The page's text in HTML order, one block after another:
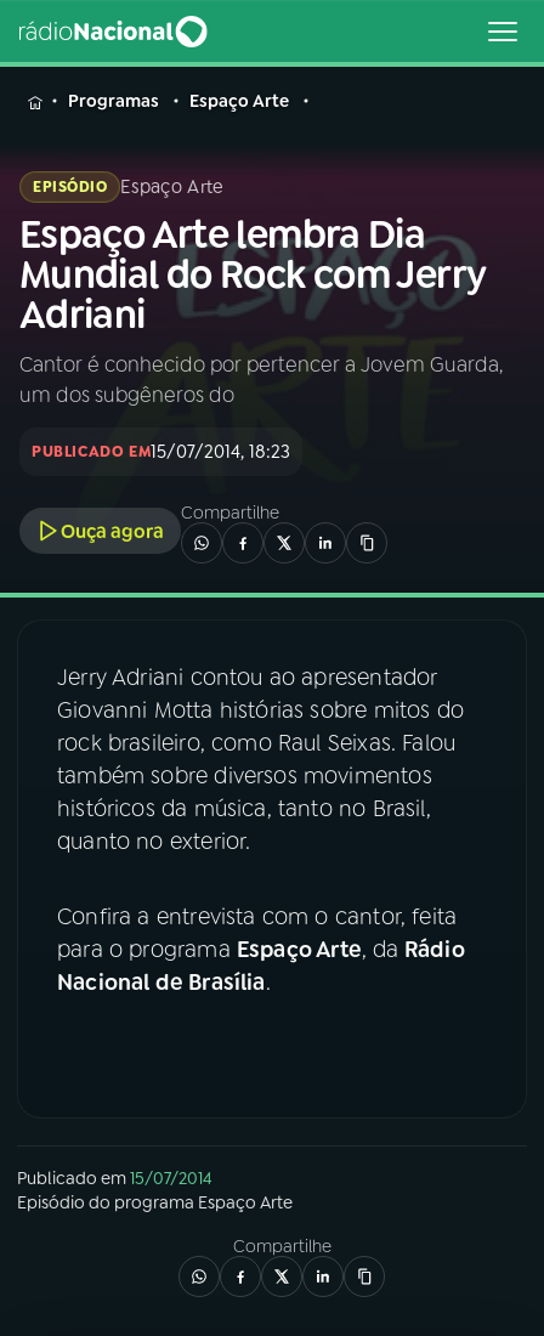
MENU
Buscar
na
Rádio
Nacional
Buscar
AO VIVO
INÍCIO
A RÁDIO
03PROGRAMAÇÃO
04PROGRAMAS
PODCASTS
06 VIDEOCASTS
07 ÚLTIMAS
Instagram
Programas Espaço Arte
EPISÓDIO Espaço Arte
Espaço Arte lembra Dia
Mundial do Rock com Jerry
Adriani
Cantor é conhecido por pertencer a Jovem Guarda,
um dos subgêneros do
PUBLICADO EM15/07/2014, 18:23
Ouça agora
Compartilhe
Jerry Adriani contou ao apresentador
Giovanni Motta histórias sobre mitos do
rock brasileiro, como Raul Seixas. Falou
também sobre diversos movimentos
históricos da música, tanto no Brasil,
quanto no exterior.
Confira a entrevista com o cantor, feita
para o programa Espaço Arte, da Rádio
Nacional de Brasília.
Publicado em15/07/2014
Episódio do programa Espaço Arte
Compartilhe